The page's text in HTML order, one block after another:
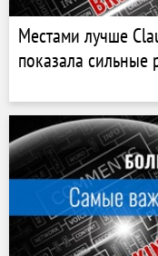
Местами лучше
показала сильные